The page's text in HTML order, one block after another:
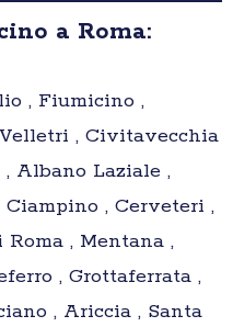
a Roma:
, Fiumicino ,
, Civitavecchia
Albano Laziale ,
, Cerveteri ,
, Mentana ,
, Grottaferrata ,
, Ariccia , Santa